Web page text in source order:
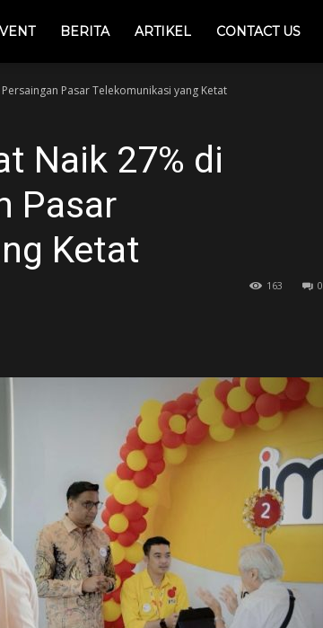
BERITA ARTIKEL CONTACT US
Pasar Telekomunikasi yang Ketat
Naik 27% di
Pasar
Ketat
0
163